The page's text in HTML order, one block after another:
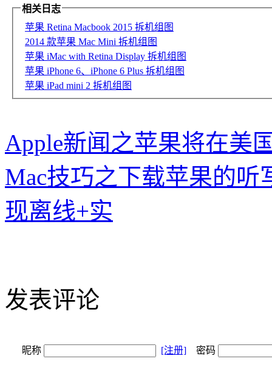
相关日志
苹果 Retina Macbook 2015 拆机组图
2014 款苹果 Mac Mini 拆机组图
苹果 iMac with Retina Display 拆机组图
苹果 iPhone 6、iPhone 6 Plus 拆机组图
苹果 iPad mini 2 拆机组图
Apple新闻之苹果将在美
Mac技巧之下载苹果的
现离线+实
发表评论
昵称 [注册] 密码